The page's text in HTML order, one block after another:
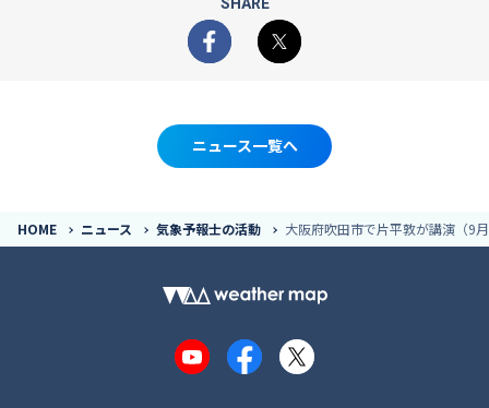
Facebook
X
ニュース一覧へ
HOME ニュース 気象予報士の活動 大阪府吹田市で片平敦が講演（9
YouTubeFacebook
X